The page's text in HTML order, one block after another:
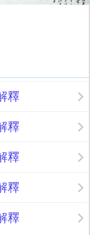
釋
釋
釋
釋
釋